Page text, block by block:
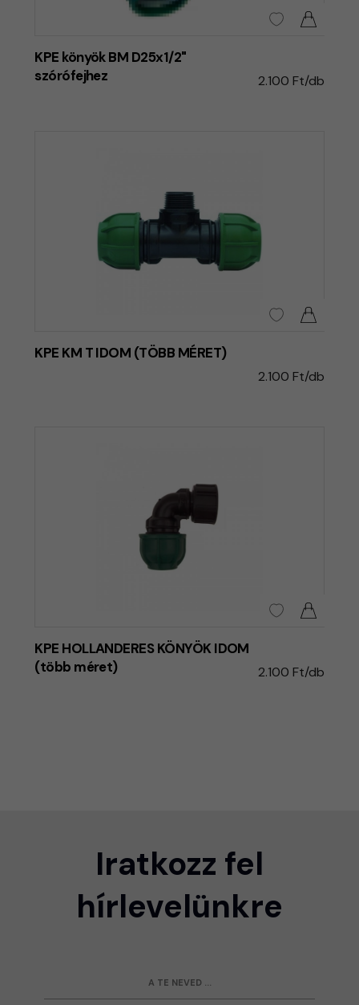
KPE könyök BM D25x1/2"
szórófejhez
2.100 Ft/db
KPE KM T IDOM (TÖBB MÉRET)
2.100 Ft/db
KPE HOLLANDERES KÖNYÖK IDOM
(több méret)
2.100 Ft/db
Iratkozz fel
hírlevelünkre